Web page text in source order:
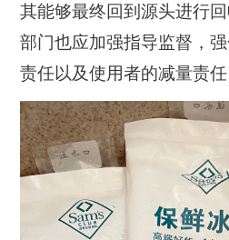
其能够最终回到源头进行
部门也应加强指导监督，
责任以及使用者的减量责任